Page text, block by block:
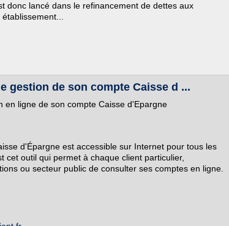
donc lancé dans le refinancement de dettes aux
gestion de son compte Caisse d ...
en ligne de son compte Caisse d'Epargne
d'Épargne est accessible sur Internet pour tous les
cet outil qui permet à chaque client particulier,
ou secteur public de consulter ses comptes en ligne.